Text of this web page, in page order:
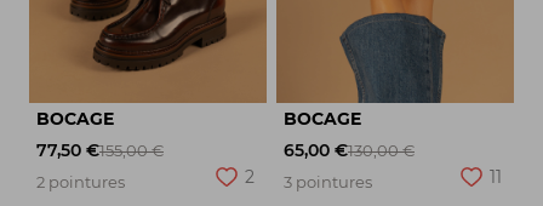
BOCAGE
77,50 €155,00 €
2 pointures
2
BOCAGE
65,00 €130,00 €
3 pointures
11